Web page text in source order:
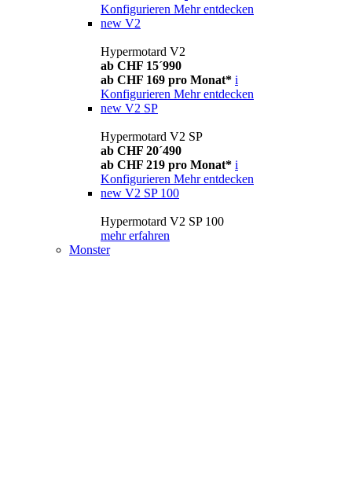
Konfigurieren Mehr entdecken
new V2
Hypermotard V2
ab CHF 15´990
ab CHF 169 pro Monat* i
Konfigurieren Mehr entdecken
new V2 SP
Hypermotard V2 SP
ab CHF 20´490
ab CHF 219 pro Monat* i
Konfigurieren Mehr entdecken
new V2 SP 100
Hypermotard V2 SP 100
mehr erfahren
Monster